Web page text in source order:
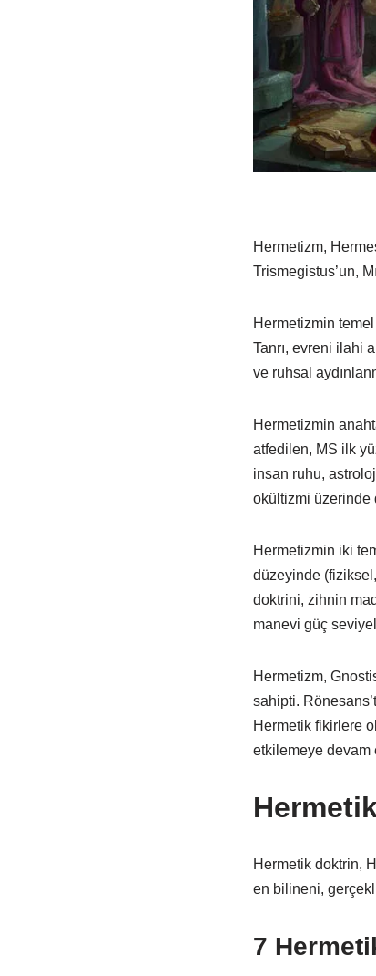
Hermetizm,
Trismegistus’un,
Hermetizmin temel
Tanrı, evreni ilahi
ve ruhsal
Hermetizmin
atfedilen, MS ilk
insan ruhu,
okültizmi üzerinde
Hermetizmin iki
düzeyinde
doktrini, zihnin
manevi güç
Hermetizm,
sahipti.
Hermetik fikirlere
etkilemeye devam
Hermetik doktrin,
en bilineni,
7